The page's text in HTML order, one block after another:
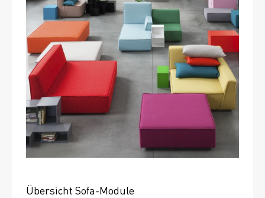
Übersicht Sofa-Module